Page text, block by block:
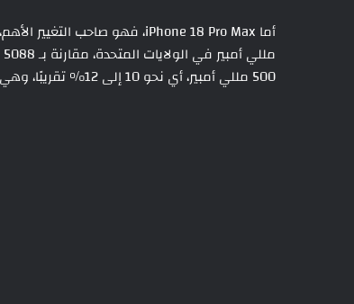
500 مللي أمبير، أي نحو 10 إلى 12% تقريبًا، وهي قفزة قد تظهر بوضوح في عمر البطارية.